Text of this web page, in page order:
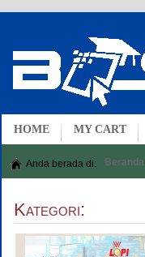
HOME MY CART
Anda berada di: Beranda
Kategori: